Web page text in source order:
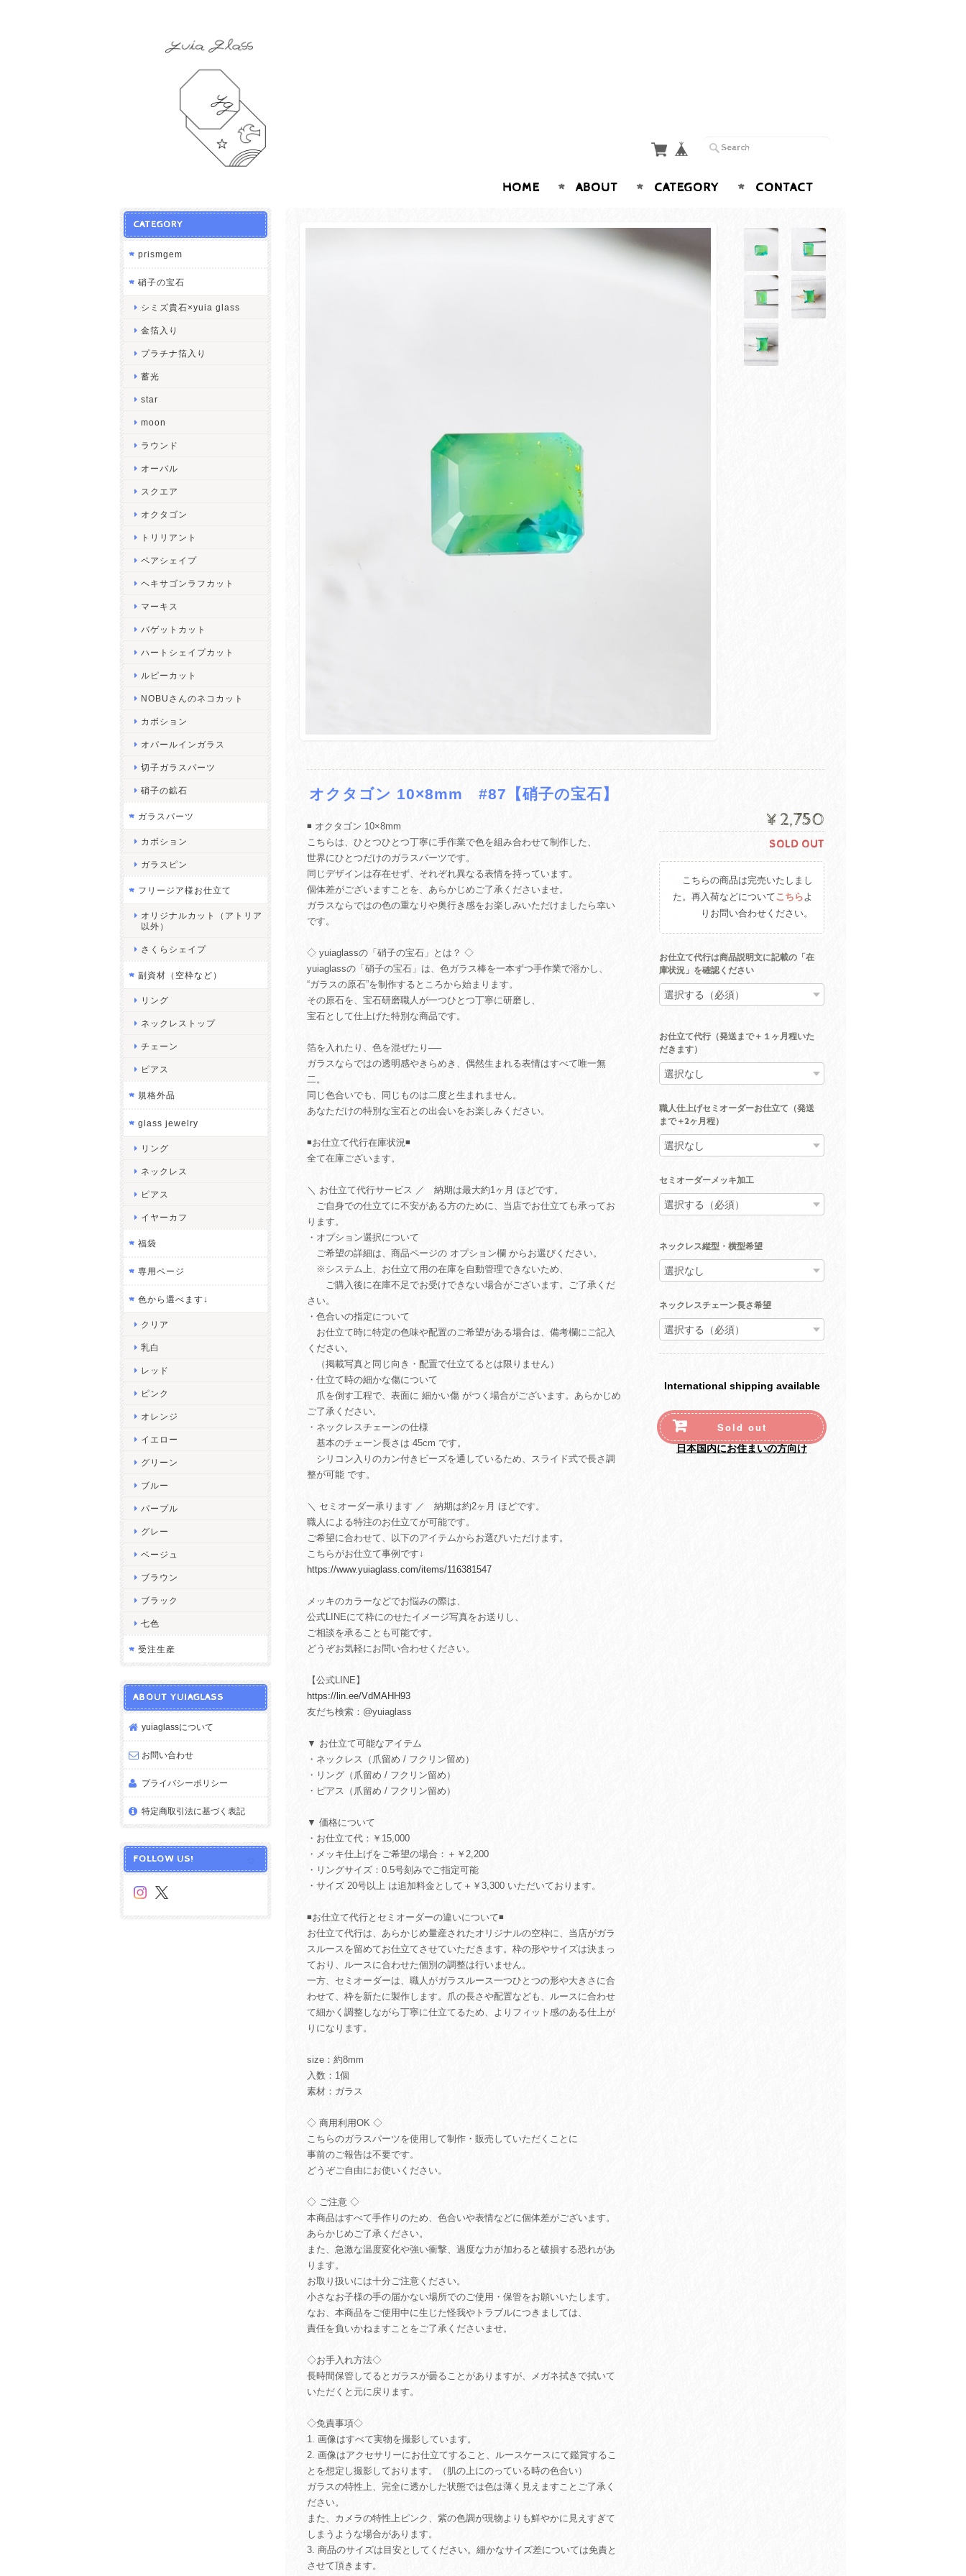
HOME ABOUT CATEGORY CONTACT
オクタゴン 10×8mm #87【硝子の宝石】
◾️ オクタゴン 10×8mm
こちらは、ひとつひとつ丁寧に手作業で色を組み合わせて制作した、
世界にひとつだけのガラスパーツです。
同じデザインは存在せず、それぞれ異なる表情を持っています。
個体差がございますことを、あらかじめご了承くださいませ。
ガラスならではの色の重なりや奥行き感をお楽しみいただけましたら幸い
です。
◇ yuiaglassの「硝子の宝石」とは？ ◇
yuiaglassの「硝子の宝石」は、色ガラス棒を一本ずつ手作業で溶かし、
“ガラスの原石”を制作するところから始まります。
その原石を、宝石研磨職人が一つひとつ丁寧に研磨し、
宝石として仕上げた特別な商品です。
箔を入れたり、色を混ぜたり──
ガラスならではの透明感やきらめき、偶然生まれる表情はすべて唯一無
二。
同じ色合いでも、同じものは二度と生まれません。
あなただけの特別な宝石との出会いをお楽しみください。
◾️お仕立て代行在庫状況◾️
全て在庫ございます。
＼ お仕立て代行サービス ／ 納期は最大約1ヶ月 ほどです。
ご自身での仕立てに不安がある方のために、当店でお仕立ても承ってお
ります。
・オプション選択について
ご希望の詳細は、商品ページの オプション欄 からお選びください。
※システム上、お仕立て用の在庫を自動管理できないため、
ご購入後に在庫不足でお受けできない場合がございます。ご了承くだ
さい。
・色合いの指定について
お仕立て時に特定の色味や配置のご希望がある場合は、備考欄にご記入
ください。
（掲載写真と同じ向き・配置で仕立てるとは限りません）
・仕立て時の細かな傷について
爪を倒す工程で、表面に 細かい傷 がつく場合がございます。あらかじめ
ご了承ください。
・ネックレスチェーンの仕様
基本のチェーン長さは 45cm です。
シリコン入りのカン付きビーズを通しているため、スライド式で長さ調
整が可能 です。
＼ セミオーダー承ります ／ 納期は約2ヶ月 ほどです。
職人による特注のお仕立てが可能です。
ご希望に合わせて、以下のアイテムからお選びいただけます。
こちらがお仕立て事例です↓
https://www.yuiaglass.com/items/116381547
メッキのカラーなどでお悩みの際は、
公式LINEにて枠にのせたイメージ写真をお送りし、
ご相談を承ることも可能です。
どうぞお気軽にお問い合わせください。
【公式LINE】
https://lin.ee/VdMAHH93
友だち検索：@yuiaglass
▼ お仕立て可能なアイテム
・ネックレス（爪留め / フクリン留め）
・リング（爪留め / フクリン留め）
・ピアス（爪留め / フクリン留め）
▼ 価格について
・お仕立て代：￥15,000
・メッキ仕上げをご希望の場合：＋￥2,200
・リングサイズ：0.5号刻みでご指定可能
・サイズ 20号以上 は追加料金として＋￥3,300 いただいております。
◾️お仕立て代行とセミオーダーの違いについて◾️
お仕立て代行は、あらかじめ量産されたオリジナルの空枠に、当店がガラ
スルースを留めてお仕立てさせていただきます。枠の形やサイズは決まっ
ており、ルースに合わせた個別の調整は行いません。
一方、セミオーダーは、職人がガラスルース一つひとつの形や大きさに合
わせて、枠を新たに製作します。爪の長さや配置なども、ルースに合わせ
て細かく調整しながら丁寧に仕立てるため、よりフィット感のある仕上が
りになります。
size：約8mm
入数：1個
素材：ガラス
◇ 商用利用OK ◇
こちらのガラスパーツを使用して制作・販売していただくことに
事前のご報告は不要です。
どうぞご自由にお使いください。
◇ ご注意 ◇
本商品はすべて手作りのため、色合いや表情などに個体差がございます。
あらかじめご了承ください。
また、急激な温度変化や強い衝撃、過度な力が加わると破損する恐れがあ
ります。
お取り扱いには十分ご注意ください。
小さなお子様の手の届かない場所でのご使用・保管をお願いいたします。
なお、本商品をご使用中に生じた怪我やトラブルにつきましては、
責任を負いかねますことをご了承くださいませ。
◇お手入れ方法◇
長時間保管してるとガラスが曇ることがありますが、メガネ拭きで拭いて
いただくと元に戻ります。
◇免責事項◇
1. 画像はすべて実物を撮影しています。
2. 画像はアクセサリーにお仕立てすること、ルースケースにて鑑賞するこ
とを想定し撮影しております。（肌の上にのっている時の色合い）
ガラスの特性上、完全に透かした状態では色は薄く見えますことご了承く
ださい。
また、カメラの特性上ピンク、紫の色調が現物よりも鮮やかに見えすぎて
しまうような場合があります。
3. 商品のサイズは目安としてください。細かなサイズ差については免責と
させて頂きます。
¥2,750
SOLD OUT
こちらの商品は完売いたしまし
た。再入荷などについてこちらよ
りお問い合わせください。
お仕立て代行は商品説明文に記載の「在
庫状況」を確認ください
お仕立て代行（発送まで＋１ヶ月程いた
だきます）
職人仕上げセミオーダーお仕立て（発送
まで＋2ヶ月程）
セミオーダーメッキ加工
ネックレス縦型・横型希望
ネックレスチェーン長さ希望
International shipping available
Sold out
日本国内にお住まいの方向け
CATEGORY
prismgem
硝子の宝石
シミズ貴石×yuia glass
金箔入り
プラチナ箔入り
蓄光
star
moon
ラウンド
オーバル
スクエア
オクタゴン
トリリアント
ペアシェイプ
ヘキサゴンラフカット
マーキス
バゲットカット
ハートシェイプカット
ルピーカット
NOBUさんのネコカット
カボション
オパールインガラス
切子ガラスパーツ
硝子の鉱石
ガラスパーツ
カボション
ガラスピン
フリージア様お仕立て
オリジナルカット（アトリア
以外）
さくらシェイプ
副資材（空枠など）
リング
ネックレストップ
チェーン
ピアス
規格外品
glass jewelry
リング
ネックレス
ピアス
イヤーカフ
福袋
専用ページ
色から選べます↓
クリア
乳白
レッド
ピンク
オレンジ
イエロー
グリーン
ブルー
パープル
グレー
ベージュ
ブラウン
ブラック
七色
受注生産
ABOUT YUIAGLASS
yuiaglassについて
お問い合わせ
プライバシーポリシー
特定商取引法に基づく表記
FOLLOW US!